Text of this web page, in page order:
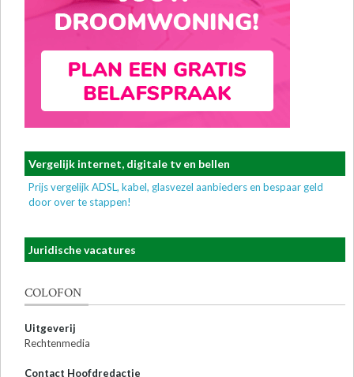
Vergelijk internet, digitale tv en bellen
Prijs vergelijk ADSL, kabel, glasvezel aanbieders en bespaar geld
door over te stappen!
Juridische vacatures
COLOFON
Uitgeverij
Rechtenmedia
Contact Hoofdredactie